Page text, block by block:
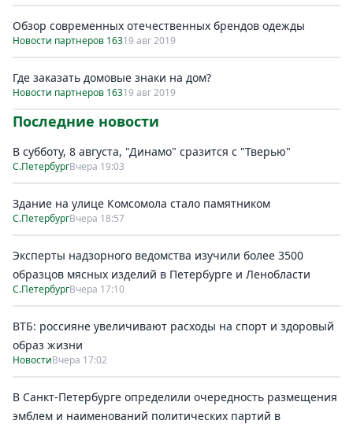
Обзор современных отечественных брендов одежды
Новости партнеров 16319 авг 2019
Где заказать домовые знаки на дом?
Новости партнеров 16319 авг 2019
Последние новости
В субботу, 8 августа, "Динамо" сразится с "Тверью"
С.ПетербургВчера 19:03
Здание на улице Комсомола стало памятником
С.ПетербургВчера 18:57
Эксперты надзорного ведомства изучили более 3500
образцов мясных изделий в Петербурге и Ленобласти
С.ПетербургВчера 17:10
ВТБ: россияне увеличивают расходы на спорт и здоровый
образ жизни
НовостиВчера 17:02
В Санкт-Петербурге определили очередность размещения
эмблем и наименований политических партий в